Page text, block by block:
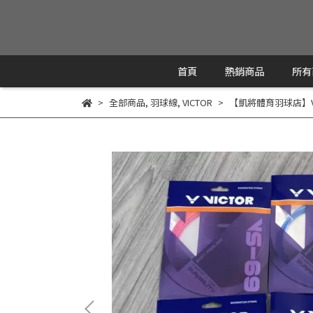
首頁 熱銷商品 所
全部商品, 羽球線, VICTOR 【凱將體育羽球店